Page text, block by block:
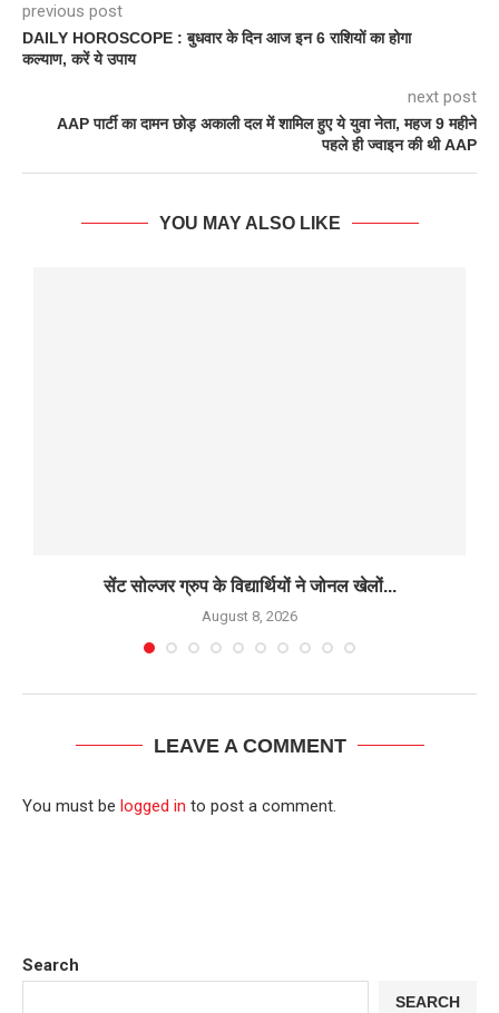
previous post
DAILY HOROSCOPE : बुधवार के दिन आज इन 6 राशियों का होगा
कल्याण, करें ये उपाय
next post
AAP पार्टी का दामन छोड़ अकाली दल में शामिल हुए ये युवा नेता, महज 9 महीने
पहले ही ज्वाइन की थी AAP
YOU MAY ALSO LIKE
सेंट सोल्जर ग्रुप के विद्यार्थियों ने जोनल खेलों...
August 8, 2026
LEAVE A COMMENT
You must be logged in to post a comment.
Search
SEARCH